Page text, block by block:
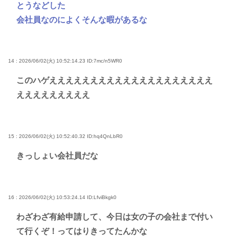
とうなどした
会社員なのによくそんな暇があるな
14 : 2026/06/02(火) 10:52:14.23 ID:7mc/n5WR0
このハゲええええええええええええええええええええ
えええええええええ
15 : 2026/06/02(火) 10:52:40.32 ID:hq4QnLbR0
きっしょい会社員だな
16 : 2026/06/02(火) 10:53:24.14 ID:LfviBkgk0
わざわざ有給申請して、今日は女の子の会社まで付い
て行くぞ！ってはりきってたんかな